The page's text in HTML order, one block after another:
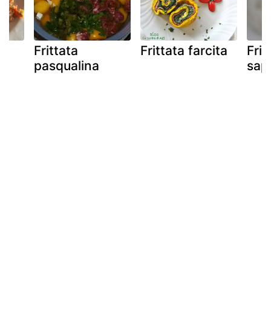
Frittata
pasqualina
Frittata farcita